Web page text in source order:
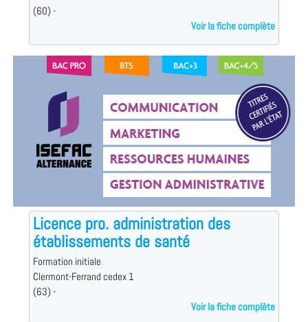
(60) -
Voir la fiche complète
Licence pro. administration des
établissements de santé
Formation initiale
Clermont-Ferrand cedex 1
(63) -
Voir la fiche complète